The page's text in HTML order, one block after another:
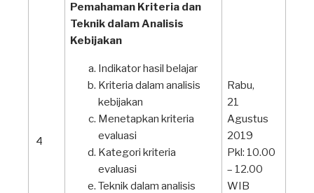
4
Pemahaman Kriteria dan
Teknik dalam Analisis
Kebijakan
Indikator hasil belajar
Kriteria dalam analisis
kebijakan
Menetapkan kriteria
evaluasi
Kategori kriteria
evaluasi
Teknik dalam analisis
Rabu,
21
Agustus
2019
Pkl: 10.00
– 12.00
WIB